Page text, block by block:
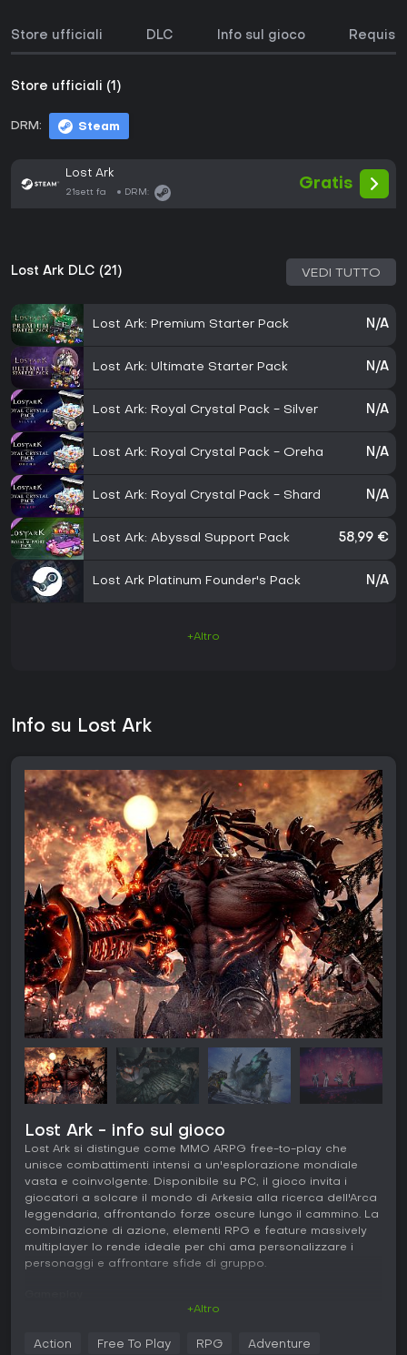
Store ufficiali DLC Info sul gioco
Store ufficiali (1)
DRM: Steam
Lost Ark
21sett fa DRM:
Gratis
Lost Ark DLC (21) VEDI TUTTO
Lost Ark: Premium Starter Pack N/A
Lost Ark: Ultimate Starter Pack N/A
Lost Ark: Royal Crystal Pack - Silver N/A
Lost Ark: Royal Crystal Pack - Oreha N/A
Lost Ark: Royal Crystal Pack - Shard N/A
Lost Ark: Abyssal Support Pack 58,99 €
Lost Ark Platinum Founder's Pack N/A
+Altro
Info su Lost Ark
Lost Ark - info sul gioco
Lost Ark si distingue come MMO ARPG free-to-play che
unisce combattimenti intensi a un'esplorazione mondiale
vasta e coinvolgente. Disponibile su PC, il gioco invita i
giocatori a solcare il mondo di Arkesia alla ricerca dell'Arca
leggendaria, affrontando forze oscure lungo il cammino. La
combinazione di azione, elementi RPG e feature massively
multiplayer lo rende ideale per chi ama personalizzare i
personaggi e affrontare sfide di gruppo.
tuo stile. Il sistema Tripod sblocca tre livelli di
+Altro
Action Free To Play RPG Adventure